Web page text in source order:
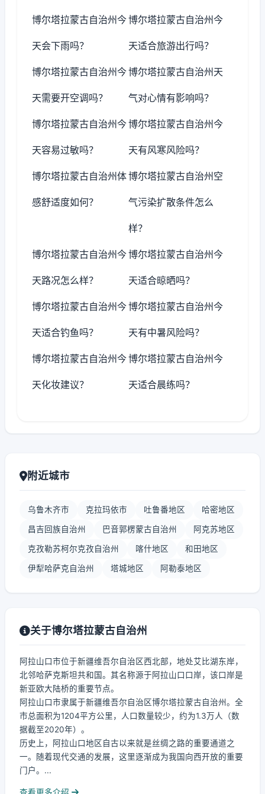
博尔塔拉蒙古自治州今
天会下雨吗？
博尔塔拉蒙古自治州今
天适合旅游出行吗？
博尔塔拉蒙古自治州今
天需要开空调吗？
博尔塔拉蒙古自治州天
气对心情有影响吗？
博尔塔拉蒙古自治州今
天容易过敏吗？
博尔塔拉蒙古自治州今
天有风寒风险吗？
博尔塔拉蒙古自治州体
感舒适度如何？
博尔塔拉蒙古自治州空
气污染扩散条件怎么
样？
博尔塔拉蒙古自治州今
天路况怎么样？
博尔塔拉蒙古自治州今
天适合晾晒吗？
博尔塔拉蒙古自治州今
天适合钓鱼吗？
博尔塔拉蒙古自治州今
天有中暑风险吗？
博尔塔拉蒙古自治州今
天化妆建议？
博尔塔拉蒙古自治州今
天适合晨练吗？
附近城市
乌鲁木齐市 克拉玛依市 吐鲁番地区 哈密地区
昌吉回族自治州 巴音郭楞蒙古自治州 阿克苏地区
克孜勒苏柯尔克孜自治州 喀什地区 和田地区
伊犁哈萨克自治州 塔城地区 阿勒泰地区
关于博尔塔拉蒙古自治州
阿拉山口市位于新疆维吾尔自治区西北部，地处艾比湖东岸，
北邻哈萨克斯坦共和国。其名称源于阿拉山口口岸，该口岸是
新亚欧大陆桥的重要节点。
阿拉山口市隶属于新疆维吾尔自治区博尔塔拉蒙古自治州。全
市总面积为1204平方公里，人口数量较少，约为1.3万人（数
据截至2020年）。
历史上，阿拉山口地区自古以来就是丝绸之路的重要通道之
一。随着现代交通的发展，这里逐渐成为我国向西开放的重要
门户。...